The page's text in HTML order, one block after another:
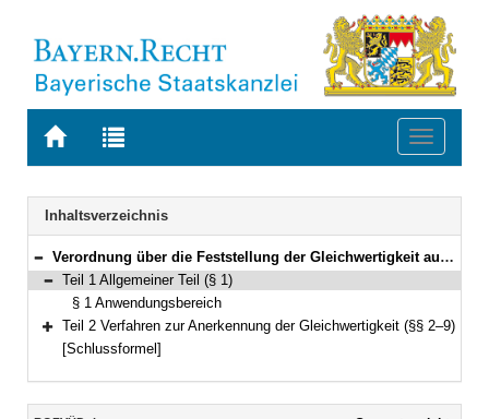
Zur
BAYERN.RECHT
Zur
letzten
Suche
Toggle
Navigation
Inhaltsverzeichnis
Bereich reduzieren
Verordnung über die Feststellung der Gleichwertigkeit ausländischer Berufsqualifikationen als staatlich geprüfter Übersetzer, Dolmetscher oder Dolmetscher für Deutsche Gebärdensprache (Berufsqualifikationsfeststellungsverordnung Übersetzer und Dolmetscher – BQFVÜDolm) Vom 3. März 2008 (GVBl. S. 76) BayRS 2236-9-5-K (§§ 1–9)
Bereich reduzieren
Teil 1 Allgemeiner Teil (§ 1)
§ 1 Anwendungsbereich
Bereich erweitern
Teil 2 Verfahren zur Anerkennung der Gleichwertigkeit (§§ 2–9)
[Schlussformel]